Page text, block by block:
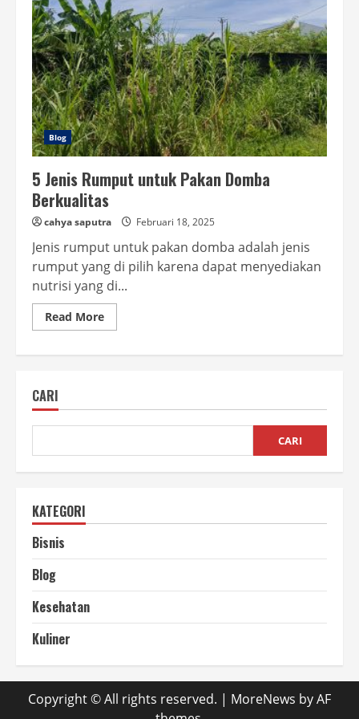
Blog
5 Jenis Rumput untuk Pakan Domba
Berkualitas
cahya saputra Februari 18, 2025
Jenis rumput untuk pakan domba adalah jenis
rumput yang di pilih karena dapat menyediakan
nutrisi yang di...
Read MoreRead
more
Domba
CARI
CARI
KATEGORI
Bisnis
Blog
Kesehatan
Kuliner
Copyright © All rights reserved. | MoreNews by AF